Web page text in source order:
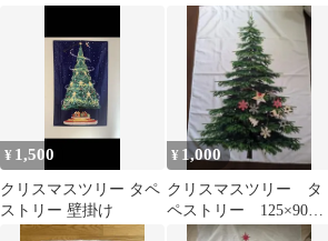
¥ 1,500
クリスマスツリー タペ
ストリー 壁掛け
¥ 1,000
クリスマスツリー タ
ペストリー 125×90セ
ンチ